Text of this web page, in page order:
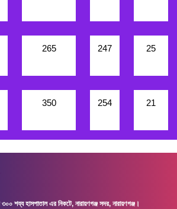
265 247 25
350 254 21
শয্য হাসপাতাল এর নিকটে, নারায়ণগঞ্জ সদর, নারায়ণগঞ্জ।